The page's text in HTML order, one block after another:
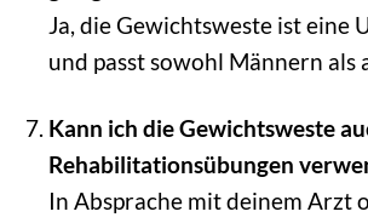
Ja, die Gewichtsweste ist eine
und passt sowohl Männern als
Kann ich die Gewichtsweste
Rehabilitationsübungen
In Absprache mit deinem Arzt